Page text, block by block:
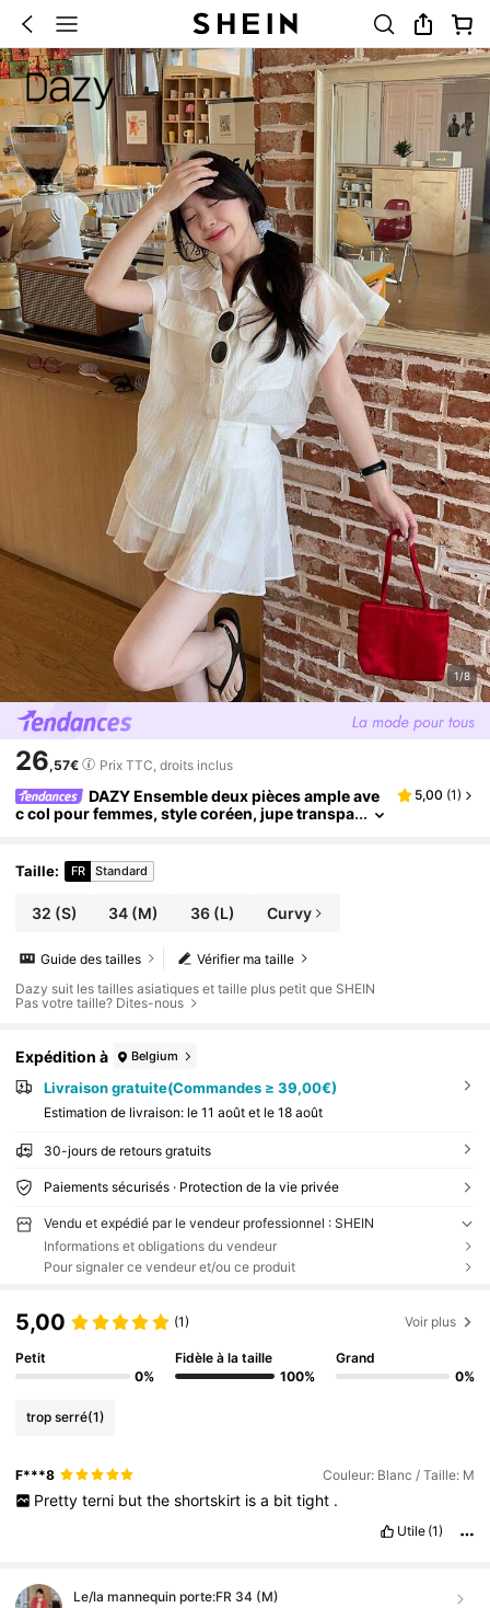
1/8
26,57€ Prix TTC, droits inclus
DAZY Ensemble deux pièces ample ave
c col pour femmes, style coréen, jupe transpa
5,00 (1)
Taille: FR Standard
32 (S) 34 (M) 36(L) Curvy
Vérifier ma taille
Guide des tailles
Dazy suit les tailles asiatiques et taille plus petit que SHEIN
Pas votre taille? Dites-nous
Expédition à Belgium
Livraison gratuite(Commandes ≥ 39,00€)
Estimation de livraison: le 11 août et le 18 août
30-jours de retours gratuits
Paiements sécurisés · Protection de la vie privée
Vendu et expédié par le vendeur professionnel : SHEIN
Informations et obligations du vendeur
Pour signaler ce vendeur et/ou ce produit
5,00 (1) Voir plus
Petit
0%
Fidèle à la taille
100%
Grand
0%
trop serré(1)
F***8 Couleur: Blanc / Taille: M
Pretty terni but the shortskirt is a bit tight .
Utile (1)
Le/la mannequin porte:FR 34 (M)